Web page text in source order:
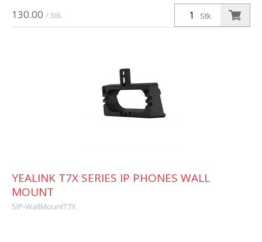
130.00 / Stk. Stk.
YEALINK T7X SERIES IP PHONES WALL
MOUNT
SIP-WallMountT7X